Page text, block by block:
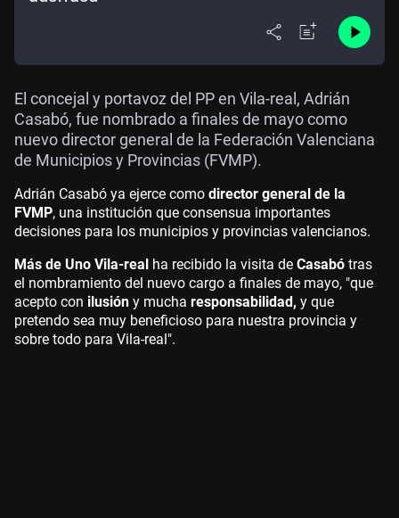
El concejal y portavoz del PP en Vila-real, Adrián
Casabó, fue nombrado a finales de mayo como
nuevo director general de la Federación Valenciana
de Municipios y Provincias (FVMP).
Adrián Casabó ya ejerce como director general de la
FVMP, una institución que consensua importantes
decisiones para los municipios y provincias valencianos.
Más de Uno Vila-real ha recibido la visita de Casabó tras
el nombramiento del nuevo cargo a finales de mayo, "que
acepto con ilusión y mucha responsabilidad, y que
pretendo sea muy beneficioso para nuestra provincia y
sobre todo para Vila-real".